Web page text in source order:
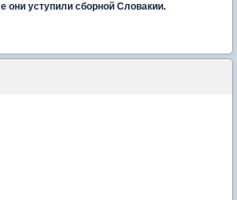
они уступили сборной Словакии.